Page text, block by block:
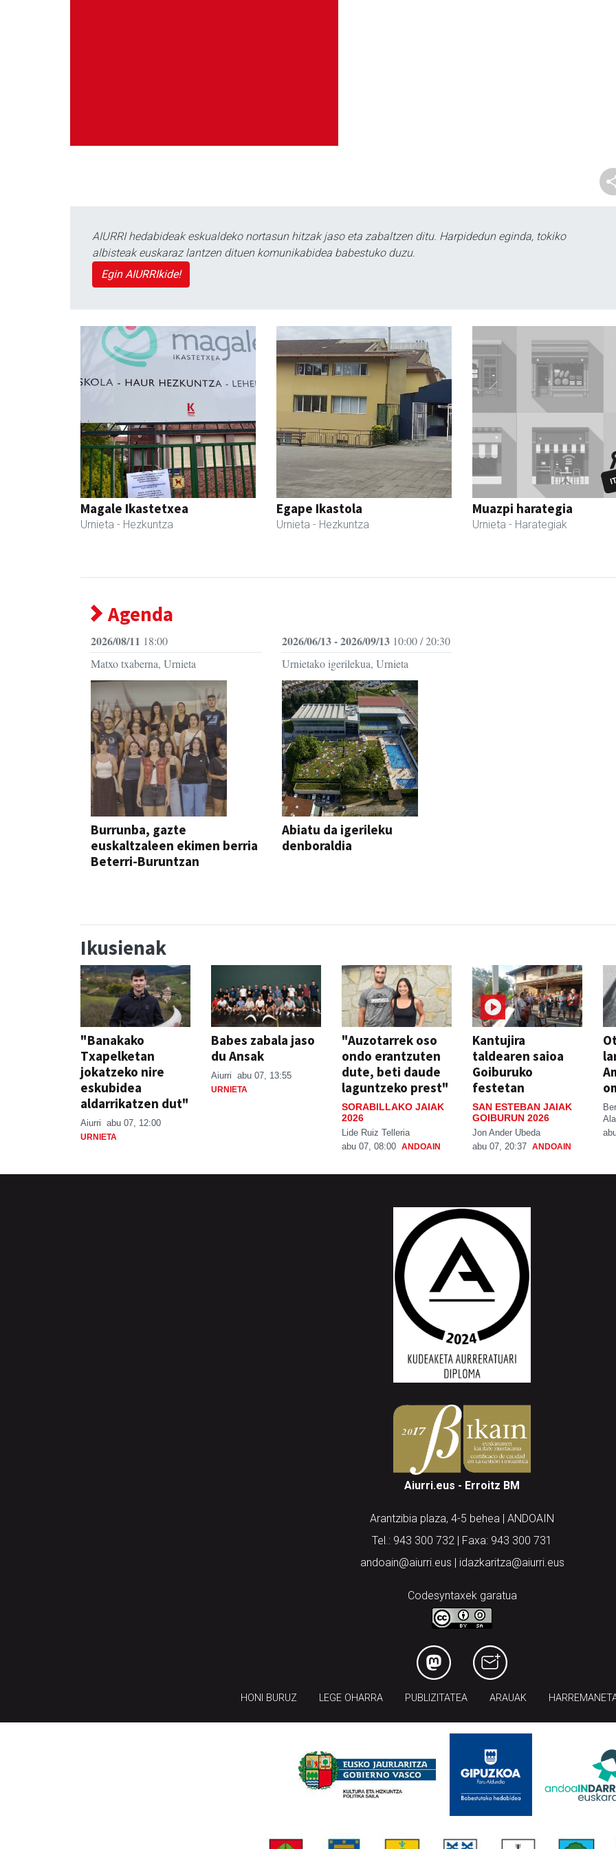
AIURRI hedabideak eskualdeko nortasun hitzak jaso eta zabaltzen ditu. Harpidedun eginda, tokiko
albisteak euskaraz lantzen dituen komunikabidea babestuko duzu.
Egin AIURRIkide!
Magale Ikastetxea
Urnieta - Hezkuntza
Egape Ikastola
Urnieta - Hezkuntza
Muazpi harategia
Urnieta - Harategiak
Agenda
2026/08/11 18:00
Matxo txaberna, Urnieta
Burrunba, gazte
euskaltzaleen ekimen berria
Beterri-Buruntzan
2026/06/13 - 2026/09/1310:00 / 20:30
Urnietako igerilekua, Urnieta
Abiatu da igerileku
denboraldia
Ikusienak
"Banakako
Txapelketan
jokatzeko nire
eskubidea
aldarrikatzen dut"
Aiurri abu 07, 12:00
URNIETA
Babes zabala jaso
du Ansak
Aiurri abu 07, 13:55
URNIETA
"Auzotarrek oso
ondo erantzuten
dute, beti daude
laguntzeko prest"
SORABILLAKO JAIAK
2026
Lide Ruiz Telleria
abu 07, 08:00 ANDOAIN
Kantujira
taldearen saioa
Goiburuko
festetan
SAN ESTEBAN JAIAK
GOIBURUN 2026
Jon Ander Ubeda
abu 07, 20:37 ANDOAIN
Aiurri.eus - Erroitz BM
Arantzibia plaza, 4-5 behea | ANDOAIN
Tel.: 943 300 732 | Faxa: 943 300 731
andoain@aiurri.eus | idazkaritza@aiurri.eus
Codesyntaxek garatua
HONI BURUZ LEGE OHARRA PUBLIZITATEA ARAUAK